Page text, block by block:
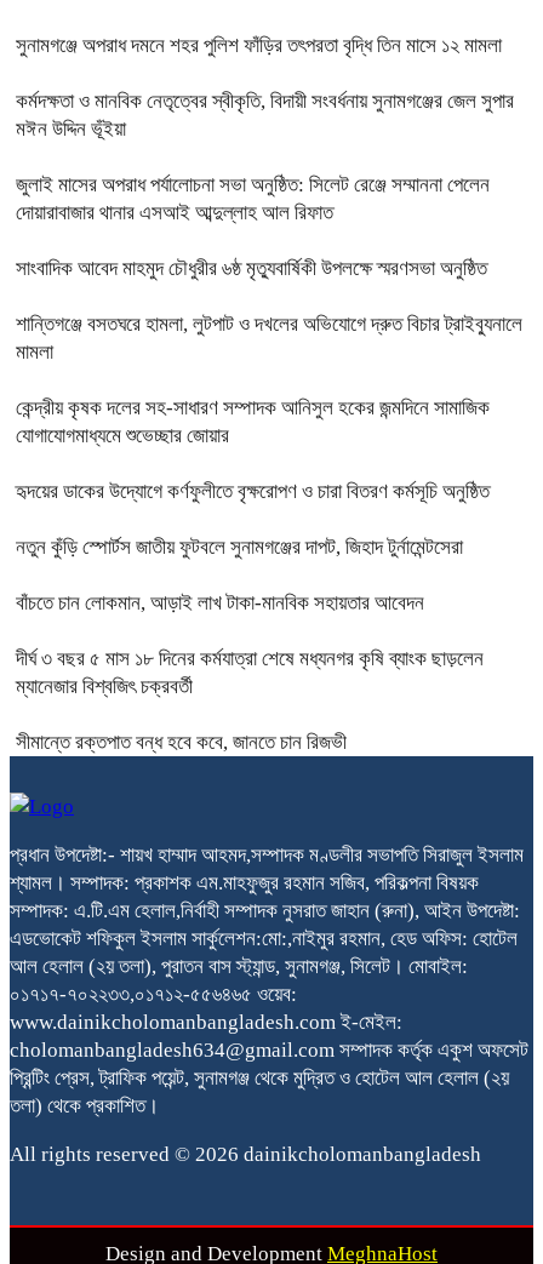
সুনামগঞ্জে অপরাধ দমনে শহর পুলিশ ফাঁড়ির তৎপরতা বৃদ্ধি তিন মাসে ১২ মামলা
কর্মদক্ষতা ও মানবিক নেতৃত্বের স্বীকৃতি, বিদায়ী সংবর্ধনায় সুনামগঞ্জের জেল সুপার
মঈন উদ্দিন ভূঁইয়া
জুলাই মাসের অপরাধ পর্যালোচনা সভা অনুষ্ঠিত: সিলেট রেঞ্জে সম্মাননা পেলেন
দোয়ারাবাজার থানার এসআই আব্দুল্লাহ আল রিফাত
সাংবাদিক আবেদ মাহমুদ চৌধুরীর ৬ষ্ঠ মৃত্যুবার্ষিকী উপলক্ষে স্মরণসভা অনুষ্ঠিত
শান্তিগঞ্জে বসতঘরে হামলা, লুটপাট ও দখলের অভিযোগে দ্রুত বিচার ট্রাইব্যুনালে
মামলা
কেন্দ্রীয় কৃষক দলের সহ-সাধারণ সম্পাদক আনিসুল হকের জন্মদিনে সামাজিক
যোগাযোগমাধ্যমে শুভেচ্ছার জোয়ার
হৃদয়ের ডাকের উদ্যোগে কর্ণফুলীতে বৃক্ষরোপণ ও চারা বিতরণ কর্মসূচি অনুষ্ঠিত
নতুন কুঁড়ি স্পোর্টস জাতীয় ফুটবলে সুনামগঞ্জের দাপট, জিহাদ টুর্নামেন্টসেরা
বাঁচতে চান লোকমান, আড়াই লাখ টাকা-মানবিক সহায়তার আবেদন
দীর্ঘ ৩ বছর ৫ মাস ১৮ দিনের কর্মযাত্রা শেষে মধ্যনগর কৃষি ব্যাংক ছাড়লেন
ম্যানেজার বিশ্বজিৎ চক্রবর্তী
সীমান্তে রক্তপাত বন্ধ হবে কবে, জানতে চান রিজভী
প্রধান উপদেষ্টা:- শায়খ হাম্মাদ আহমদ,সম্পাদক মণ্ডলীর সভাপতি সিরাজুল ইসলাম
শ্যামল। সম্পাদক: প্রকাশক এম.মাহফুজুর রহমান সজিব, পরিকল্পনা বিষয়ক
সম্পাদক: এ.টি.এম হেলাল,নির্বাহী সম্পাদক নুসরাত জাহান (রুনা), আইন উপদেষ্টা:
এডভোকেট শফিকুল ইসলাম সার্কুলেশন:মো:,নাইমুর রহমান, হেড অফিস: হোটেল
আল হেলাল (২য় তলা), পুরাতন বাস স্ট্যান্ড, সুনামগঞ্জ, সিলেট। মোবাইল:
০১৭১৭-৭০২২৩৩,০১৭১২-৫৫৬৪৬৫ ওয়েব:
www.dainikcholomanbangladesh.com ই-মেইল:
cholomanbangladesh634@gmail.com সম্পাদক কর্তৃক একুশ অফসেট
প্রিন্টিং প্রেস, ট্রাফিক পয়েন্ট, সুনামগঞ্জ থেকে মুদ্রিত ও হোটেল আল হেলাল (২য়
তলা) থেকে প্রকাশিত।
All rights reserved © 2026 dainikcholomanbangladesh
Design and Development MeghnaHost